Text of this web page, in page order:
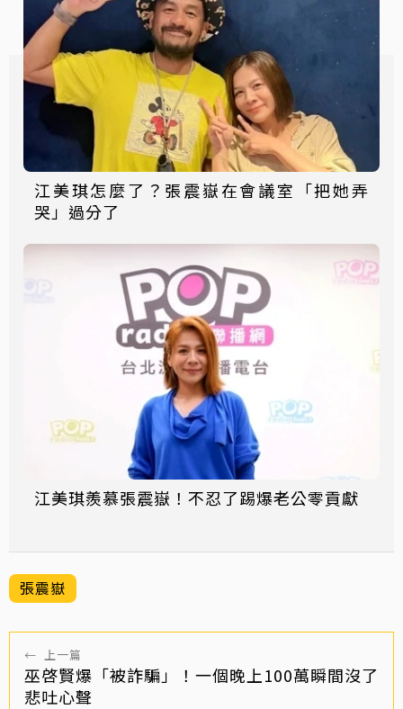
江美琪怎麼了？張震嶽在會議室「把她弄
哭」過分了
江美琪羨慕張震嶽！不忍了踢爆老公零貢獻
張震嶽
← 上一篇
巫啓賢爆「被詐騙」！一個晚上100萬瞬間沒了
悲吐心聲